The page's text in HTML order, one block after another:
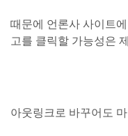
때문에 언론사 사이트
고를 클릭할 가능성은
아웃링크로 바꾸어도